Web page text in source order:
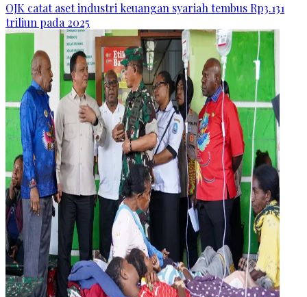
OJK catat aset industri keuangan syariah tembus Rp3.131
triliun pada 2025